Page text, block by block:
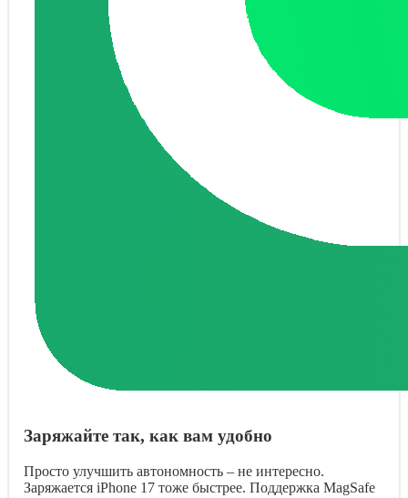
Заряжайте так, как вам удобно
Просто улучшить автономность – не интересно.
Заряжается iPhone 17 тоже быстрее. Поддержка MagSafe